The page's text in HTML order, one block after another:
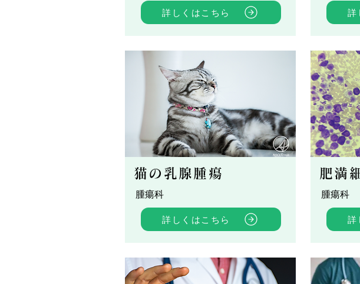
詳しくはこちら
猫の乳腺腫瘍
腫瘍科
詳しくはこちら
詳
肥満
腫瘍科
詳